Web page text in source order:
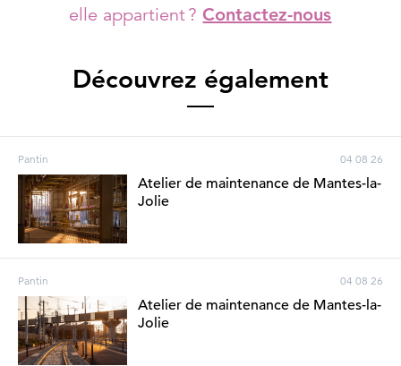
elle appartient ? Contactez-nous
Découvrez également
Pantin 04 08 26
Atelier de maintenance de Mantes-la-
Jolie
Pantin 04 08 26
Atelier de maintenance de Mantes-la-
Jolie